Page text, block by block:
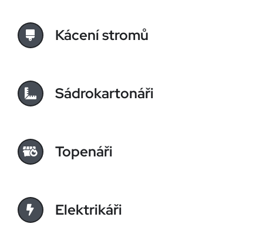
Kácení stromů
Sádrokartonáři
Topenáři
Elektrikáři